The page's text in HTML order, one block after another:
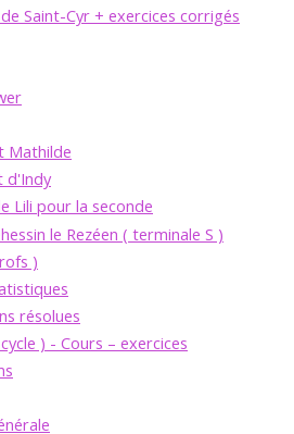
Saint-Cyr + exercices corrigés
Mathilde
d'Indy
Lili pour la seconde
le Rezéen ( terminale S )
)
résolues
) - Cours – exercices